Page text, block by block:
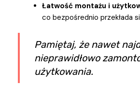
Łatwość montażu i
co bezpośrednio przekłada
Pamiętaj, że nawet
nieprawidłowo
użytkowania.